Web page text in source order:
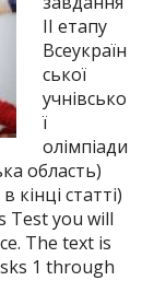
ІІ етапу
Всеукраїн
ської
учнівсько
ї
олімпіади
область)
статті)
Test you will
The text is
1 through